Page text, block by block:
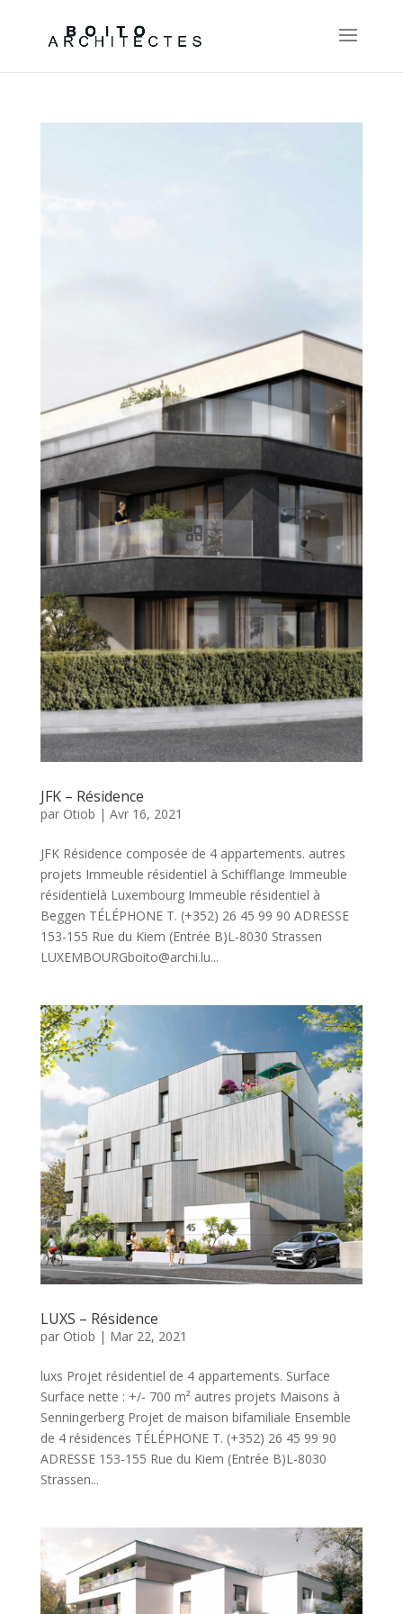
JFK – Résidence
par Otiob | Avr 16, 2021
JFK Résidence composée de 4 appartements. autres
projets Immeuble résidentiel à Schifflange Immeuble
résidentielà Luxembourg Immeuble résidentiel à
Beggen TÉLÉPHONE T. (+352) 26 45 99 90 ADRESSE
153-155 Rue du Kiem (Entrée B)L-8030 Strassen
LUXEMBOURGboito@archi.lu...
LUXS – Résidence
par Otiob | Mar 22, 2021
luxs Projet résidentiel de 4 appartements. Surface
Surface nette : +/- 700 m² autres projets Maisons à
Senningerberg Projet de maison bifamiliale Ensemble
de 4 résidences TÉLÉPHONE T. (+352) 26 45 99 90
ADRESSE 153-155 Rue du Kiem (Entrée B)L-8030
Strassen...